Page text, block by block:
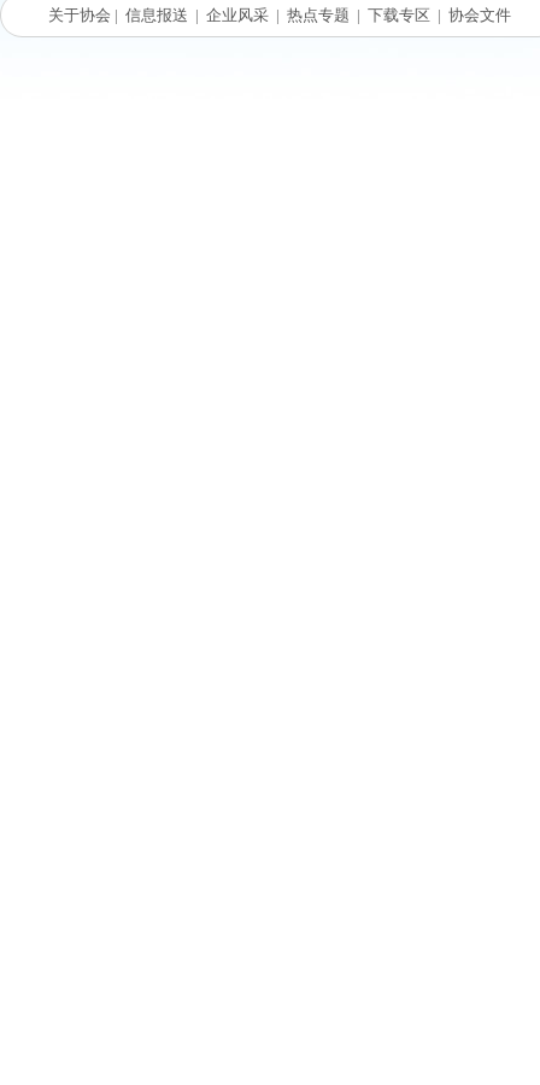
关于协会 |信息报送 |企业风采 |热点专题 |下载专区 |协会文件